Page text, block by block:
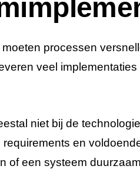
processen
veel
niet bij de
en
of een systeem